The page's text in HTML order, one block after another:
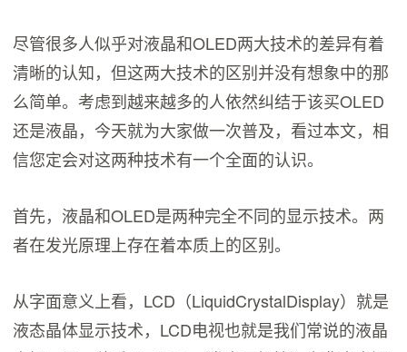
尽管很多人似乎对液晶和OLED两大技术的差异有着
清晰的认知，但这两大技术的区别并没有想象中的那
么简单。考虑到越来越多的人依然纠结于该买OLED
还是液晶，今天就为大家做一次普及，看过本文，相
信您定会对这两种技术有一个全面的认识。
首先，液晶和OLED是两种完全不同的显示技术。两
者在发光原理上存在着本质上的区别。
从字面意义上看，LCD（LiquidCrystalDisplay）就是
液态晶体显示技术，LCD电视也就是我们常说的液晶